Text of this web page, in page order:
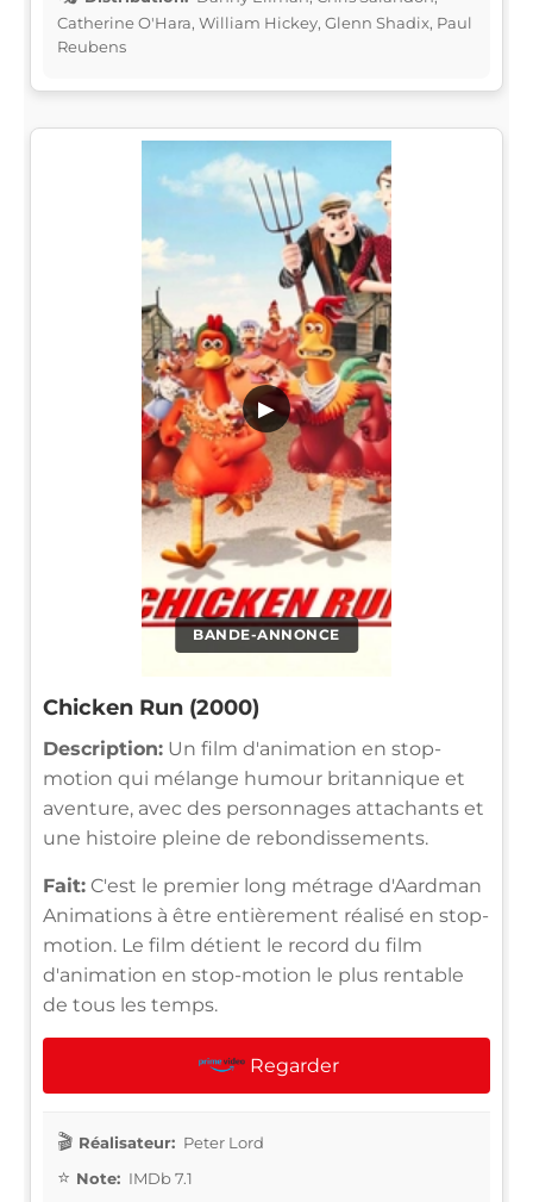
Catherine O'Hara, William Hickey, Glenn Shadix, Paul
Reubens
BANDE-ANNONCE
▶
Chicken Run (2000)
Description: Un film d'animation en stop-
motion qui mélange humour britannique et
aventure, avec des personnages attachants et
une histoire pleine de rebondissements.
Fait: C'est le premier long métrage d'Aardman
Animations à être entièrement réalisé en stop-
motion. Le film détient le record du film
d'animation en stop-motion le plus rentable
de tous les temps.
Regarder
Réalisateur: Peter Lord
Note: IMDb 7.1